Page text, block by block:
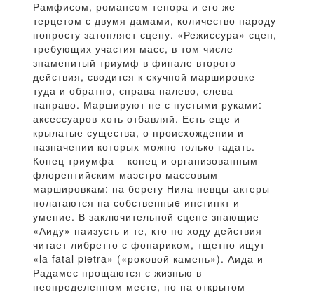
Рамфисом, романсом тенора и его же
терцетом с двумя дамами, количество народу
попросту затопляет сцену. «Режиссура» сцен,
требующих участия масс, в том числе
знаменитый триумф в финале второго
действия, сводится к скучной маршировке
туда и обратно, справа налево, слева
направо. Маршируют не с пустыми руками:
аксессуаров хоть отбавляй. Есть еще и
крылатые существа, о происхождении и
назначении которых можно только гадать.
Конец триумфа – конец и организованным
флорентийским маэстро массовым
маршировкам: на берегу Нила певцы-актеры
полагаются на собственныe инстинкт и
умение. В заключительной сцене знающие
«Аиду» наизусть и те, кто по ходу действия
читает либретто с фонариком, тщетно ищут
«la fatal pietra» («роковой камень»). Аида и
Радамес прощаются с жизнью в
неопределенном месте, но на открытом